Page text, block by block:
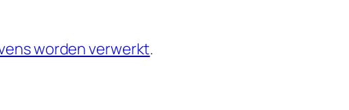
worden verwerkt.